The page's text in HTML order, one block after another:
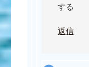
する
返信